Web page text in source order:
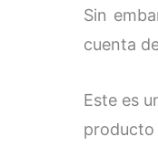
Sin
cuenta
Este es